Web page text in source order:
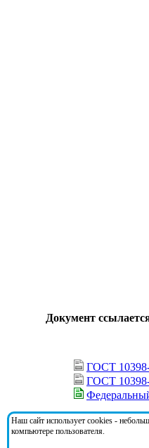
Документ
ГОСТ
ГОСТ
На документ
Наш сайт использует cookies -
компьютере пользователя.